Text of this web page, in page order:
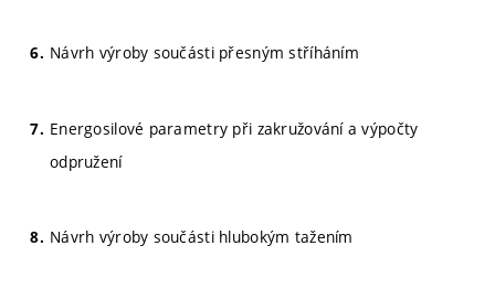
Návrh výroby součásti přesným stříháním
Energosilové parametry při zakružování a výpočty
odpružení
Návrh výroby součásti hlubokým tažením